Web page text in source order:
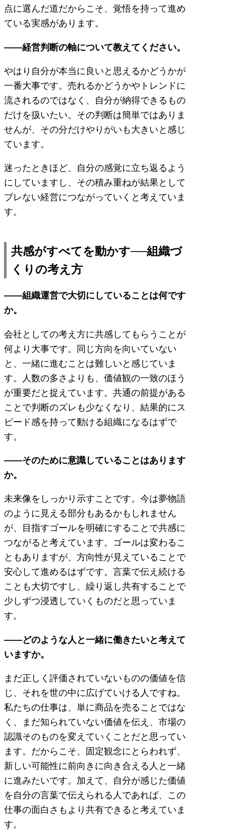
点に選んだ道だからこそ、覚悟を持って進め
ている実感があります。
――経営判断の軸について教えてください。
やはり自分が本当に良いと思えるかどうかが
一番大事です。売れるかどうかやトレンドに
流されるのではなく、自分が納得できるもの
だけを扱いたい。その判断は簡単ではありま
せんが、その分だけやりがいも大きいと感じ
ています。
迷ったときほど、自分の感覚に立ち返るよう
にしていますし、その積み重ねが結果として
ブレない経営につながっていくと考えていま
す。
共感がすべてを動かす──組織づ
くりの考え方
――組織運営で大切にしていることは何です
か。
会社としての考え方に共感してもらうことが
何より大事です。同じ方向を向いていない
と、一緒に進むことは難しいと感じていま
す。人数の多さよりも、価値観の一致のほう
が重要だと捉えています。共通の前提がある
ことで判断のズレも少なくなり、結果的にス
ピード感を持って動ける組織になるはずで
す。
――そのために意識していることはあります
か。
未来像をしっかり示すことです。今は夢物語
のように見える部分もあるかもしれません
が、目指すゴールを明確にすることで共感に
つながると考えています。ゴールは変わるこ
ともありますが、方向性が見えていることで
安心して進めるはずです。言葉で伝え続ける
ことも大切ですし、繰り返し共有することで
少しずつ浸透していくものだと思っていま
す。
――どのような人と一緒に働きたいと考えて
いますか。
まだ正しく評価されていないものの価値を信
じ、それを世の中に広げていける人ですね。
私たちの仕事は、単に商品を売ることではな
く、まだ知られていない価値を伝え、市場の
認識そのものを変えていくことだと思ってい
ます。だからこそ、固定観念にとらわれず、
新しい可能性に前向きに向き合える人と一緒
に進みたいです。加えて、自分が感じた価値
を自分の言葉で伝えられる人であれば、この
仕事の面白さもより共有できると考えていま
す。